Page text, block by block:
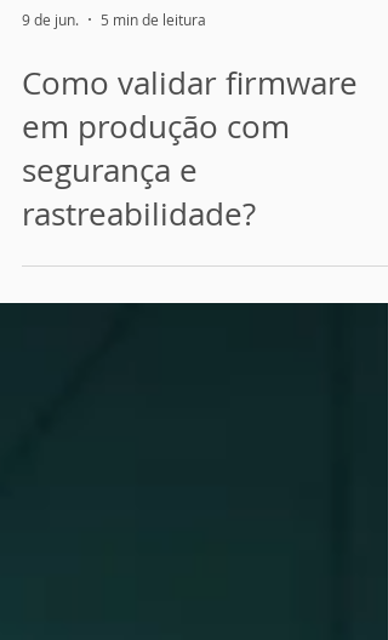
9 de jun. 5 min de leitura
Como validar firmware
em produção com
segurança e
rastreabilidade?